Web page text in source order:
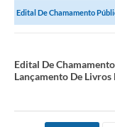
Edital De Chamamento
Edital De
Lançamento De Livros